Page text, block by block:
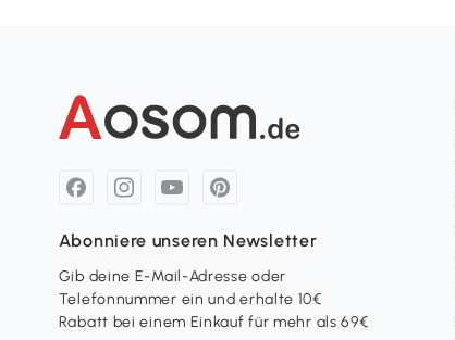
Abonniere unseren Newsletter
Gib deine E-Mail-Adresse oder
Telefonnummer ein und erhalte 10€
Rabatt bei einem Einkauf für mehr als 69€